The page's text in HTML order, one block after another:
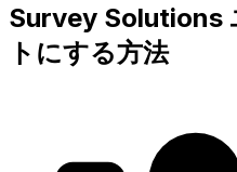
Survey Solutions
トにする方法